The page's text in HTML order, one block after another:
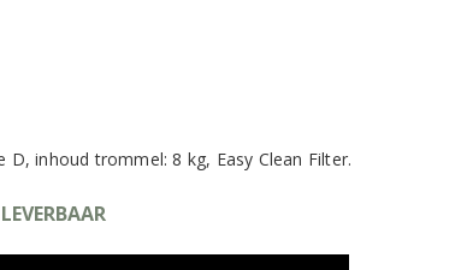
inhoud trommel: 8 kg, Easy Clean Filter.